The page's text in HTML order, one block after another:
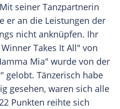
seiner Tanzpartnerin
er an die Leistungen der
nicht anknüpfen. Ihr
Takes It All" von
Mia" wurde von der
gelobt. Tänzerisch habe
gesehen, waren sich alle
Punkten reihte sich